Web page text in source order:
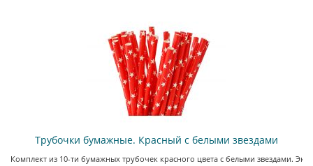
Трубочки бумажные. Красный с белыми звездами
Комплект из 10-ти бумажных трубочек красного цвета с белыми звездами.